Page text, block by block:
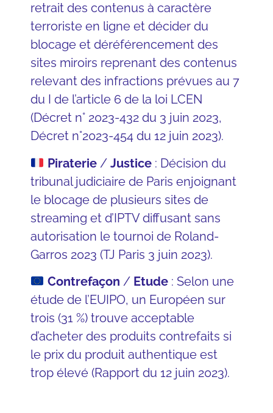
retrait des contenus à caractère
terroriste en ligne et décider du
blocage et déréférencement des
sites miroirs reprenant des contenus
relevant des infractions prévues au 7
du I de l’article 6 de la loi LCEN
(Décret n° 2023-432 du 3 juin 2023,
Décret n°2023-454 du 12 juin 2023).
Piraterie/ Justice: Décision du
tribunal judiciaire de Paris enjoignant
le blocage de plusieurs sites de
streaming et d’IPTV diffusant sans
autorisation le tournoi de Roland-
Garros 2023 (TJ Paris 3 juin 2023).
Contrefaçon / Etude: Selon une
étude de l’EUIPO, un Européen sur
trois (31 %) trouve acceptable
d’acheter des produits contrefaits si
le prix du produit authentique est
trop élevé (Rapport du 12 juin 2023).